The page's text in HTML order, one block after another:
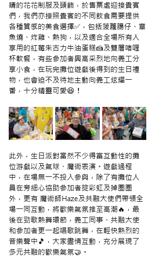
睛的花花制服及頭飾，於售票處迎接貴賓
們，我們亦接照貴賓的不同飲食需要提供
各種質感的美食選擇✅，包括菠蘿腸仔、章
魚燒、炸雞、熱狗，以及適合全場所有人
享用的紅莓朱古力牛油蛋糕🍰及雙層啫喱
杯軟餐，有些參加者興高采烈地向義工分
享小食，在玩完攤位遊戲後得到的生日禮
物，也會迫不及待地主動向義工炫耀一
番，十分精靈可愛😆！
此外，生日派對當然不少得富互動性的攤
位游戲以及氣球、魔術表演。遊戲過程
中，在場無一不投入參與，除了有攤位人
員在旁細心協助參加者掟彩虹及掉圈圈
外，更有 魔術師Haze及共融大使們帶領全
場一同互動，將歡樂氣氛推至高潮🔥，最
後在勁歌熱舞環節，義工同事、共融大使
和參加者更一起唱歌跳舞，在輕快熱烈的
音樂聲中🎵，大家盡情互動，充分展現了
多元共融的歡樂氣氛🤝。